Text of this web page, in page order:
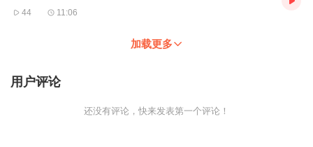
44 11:06
加载更多
用户评论
还没有评论，快来发表第一个评论！